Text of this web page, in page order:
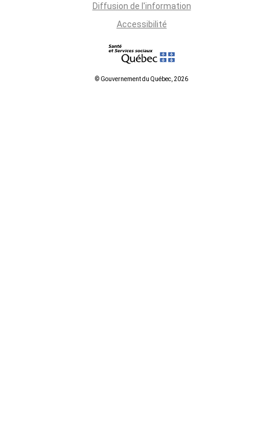
Diffusion de l'information
Accessibilité
© Gouvernement du Québec, 2026